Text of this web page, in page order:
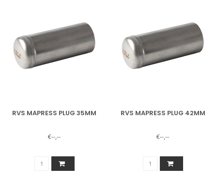
RVS MAPRESS PLUG 35MM
€--,--
RVS MAPRESS PLUG 42MM
€--,--